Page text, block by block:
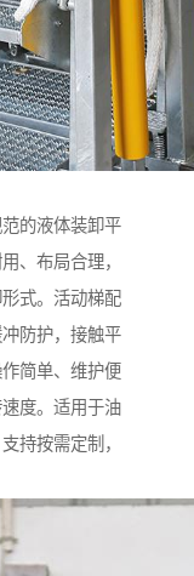
的液体装卸平
、布局合理，
式。活动梯配
防护，接触平
简单、维护便
度。适用于油
持按需定制，